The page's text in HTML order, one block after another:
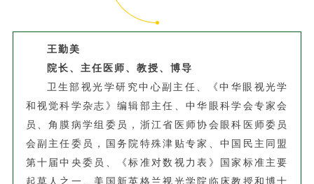
王勤美
院长、主任医师、教授、博导
卫生部视光学研究中心副主任、《中华眼视光学
和视觉科学杂志》编辑部主任、中华眼科学会专家会
员、角膜病学组委员，浙江省医师协会眼科医师委员
会副主任委员，国务院特殊津贴专家、中国民主同盟
第十届中央委员、《标准对数视力表》国家标准主要
起草人之一、美国新英格兰视光学院临床教授和博士